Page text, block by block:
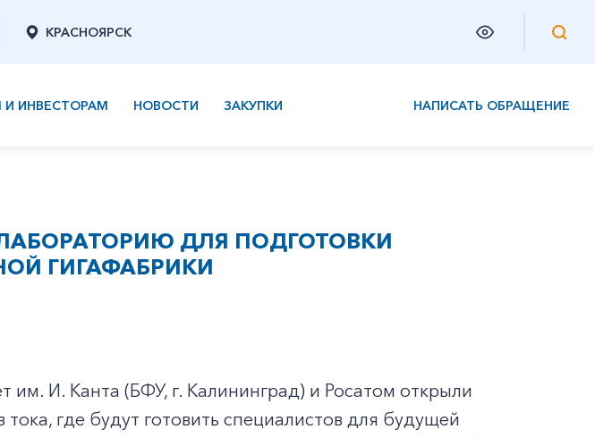
КРАСНОЯРСК
ИНВЕСТОРАМ НОВОСТИ ЗАКУПКИ НАПИСАТЬ ОБРАЩЕНИЕ
ДЛЯ ПОДГОТОВКИ
ГИГАФАБРИКИ
им. И. Канта (БФУ, г. Калининград) и Росатом открыли
где будут готовить специалистов для будущей